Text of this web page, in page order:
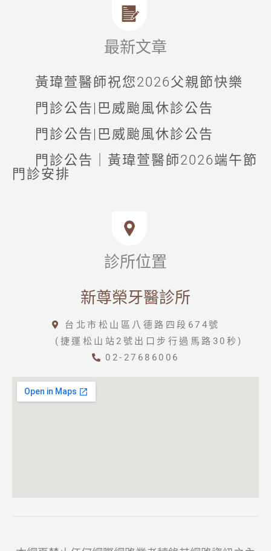
最新文章
黃瑋萱醫師祝您2026父親節快樂
門診公告|巴威颱風休診公告
門診公告|巴威颱風休診公告
門診公告｜黃瑋萱醫師2026端午節
門診安排
診所位置
新尊榮牙醫診所
台北市松山區八德路四段674號
(捷運松山站2號出口步行過馬路30秒)
02-27686006